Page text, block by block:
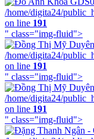
/home/digita24/
on line 191
" class="img-fluid">
/home/digita24/
on line 191
" class="img-fluid">
/home/digita24/
on line 191
" class="img-fluid">